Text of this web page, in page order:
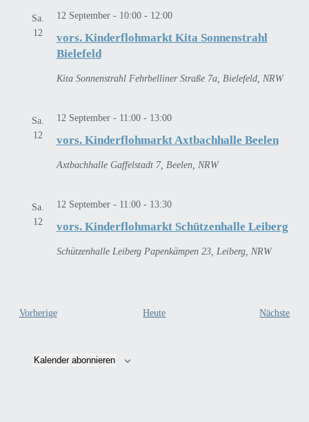
Sa.
12
vors. Kinderflohmarkt Kita Sonnenstrahl
Bielefeld
12 September - 10:00- 12:00
Kita Sonnenstrahl Fehrbelliner Straße 7a, Bielefeld, NRW
Sa.
12
vors. Kinderflohmarkt Axtbachhalle Beelen
12 September - 11:00- 13:00
Axtbachhalle Gaffelstadt 7, Beelen, NRW
Sa.
12
vors. Kinderflohmarkt Schützenhalle Leiberg
12 September - 11:00- 13:30
Schützenhalle Leiberg Papenkämpen 23, Leiberg, NRW
VorherigeVeranstaltungen Heute Nächste
Kalender abonnieren